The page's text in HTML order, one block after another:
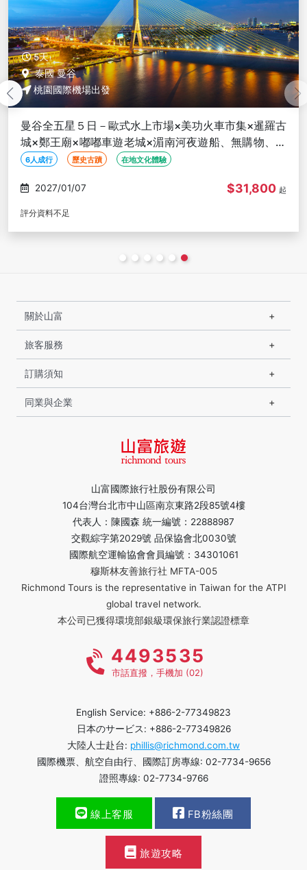
5天
泰國 曼谷
桃園國際機場出發
曼谷全五星５日－歐式水上市場×美功火車市集×暹羅古
城×鄭王廟×嘟嘟車遊老城×湄南河夜遊船、無購物、６
人成行
6人成行 歷史古蹟 在地文化體驗
2027/01/07 $31,800 起
評分資料不足
山富國際旅行社股份有限公司
104台灣台北市中山區南京東路2段85號4樓
代表人：陳國森 統一編號：22888987
交觀綜字第2029號 品保協會北0030號
國際航空運輸協會會員編號：34301061
穆斯林友善旅行社 MFTA-005
Richmond Tours is the representative in Taiwan for the ATPI
global travel network.
本公司已獲得環境部銀級環保旅行業認證標章
關於山富
旅客服務
訂購須知
同業與企業
4493535
市話直撥，手機加 (02)
English Service: +886-2-77349823
日本のサービス: +886-2-77349826
大陸人士赴台: phillis@richmond.com.tw
國際機票、航空自由行、國際訂房專線: 02-7734-9656
證照專線: 02-7734-9766
線上客服 FB粉絲團
旅遊攻略